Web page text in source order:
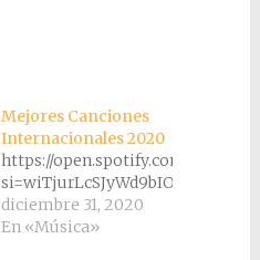
Mejores Canciones
Internacionales 2020
https://open.spotify.com/playlist/
si=wiTjurLcSJyWd9bIOscf4g
diciembre 31, 2020
En «Música»